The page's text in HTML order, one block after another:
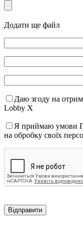
Додати ще файл
Даю згоду на
Lobby X
Я приймаю умови
на обробку своїх